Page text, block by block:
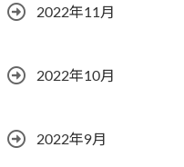
2022年11月
2022年10月
2022年9月